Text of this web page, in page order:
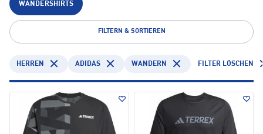
WANDERSHIRTS
FILTERN & SORTIEREN
HERREN ADIDAS WANDERN FILTER LÖSCHEN